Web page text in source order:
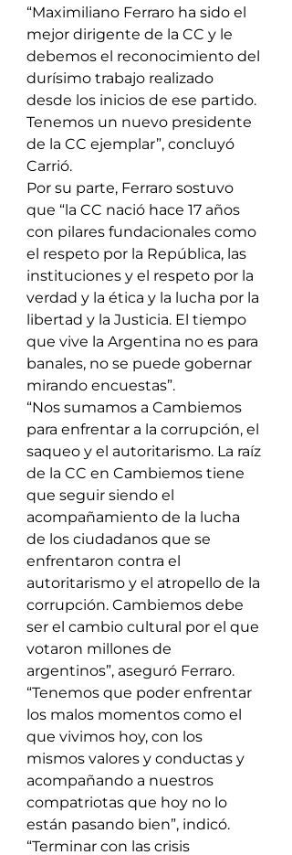
“Maximiliano Ferraro ha sido el
mejor dirigente de la CC y le
debemos el reconocimiento del
durísimo trabajo realizado
desde los inicios de ese partido.
Tenemos un nuevo presidente
de la CC ejemplar”, concluyó
Carrió.
Por su parte, Ferraro sostuvo
que “la CC nació hace 17 años
con pilares fundacionales como
el respeto por la República, las
instituciones y el respeto por la
verdad y la ética y la lucha por la
libertad y la Justicia. El tiempo
que vive la Argentina no es para
banales, no se puede gobernar
mirando encuestas”.
“Nos sumamos a Cambiemos
para enfrentar a la corrupción, el
saqueo y el autoritarismo. La raíz
de la CC en Cambiemos tiene
que seguir siendo el
acompañamiento de la lucha
de los ciudadanos que se
enfrentaron contra el
autoritarismo y el atropello de la
corrupción. Cambiemos debe
ser el cambio cultural por el que
votaron millones de
argentinos”, aseguró Ferraro.
“Tenemos que poder enfrentar
los malos momentos como el
que vivimos hoy, con los
mismos valores y conductas y
acompañando a nuestros
compatriotas que hoy no lo
están pasando bien”, indicó.
“Terminar con las crisis